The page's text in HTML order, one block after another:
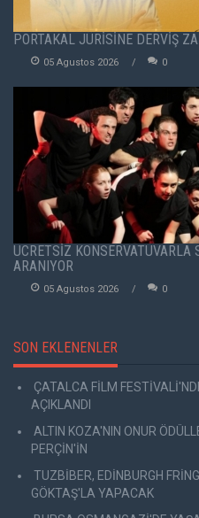
PORTAKAL JÜRİSİNE DERVİŞ
05 Agustos 2026 0
ÜCRETSİZ KONSERVATUVARLA
ARANIYOR
05 Agustos 2026 0
SON EKLENENLER
ÇATALCA FİLM
AÇIKLANDI
ALTIN KOZA'NIN ONUR
PERÇİN'İN
TUZBİBER, EDİNBURGH
GÖKTAŞ'LA YAPACAK